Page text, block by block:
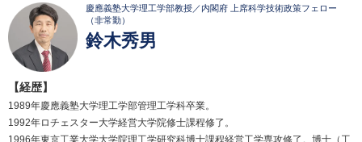
慶應義塾大学理工学部教授／内閣府 上席科学技術政策フェロー
（非常勤）
鈴木秀男
【経歴】
1989年慶應義塾大学理工学部管理工学科卒業。
1992年ロチェスター大学経営大学院修士課程修了。
1996年東京工業大学大学院理工学研究科博士課程経営工学専攻修了。博士（工